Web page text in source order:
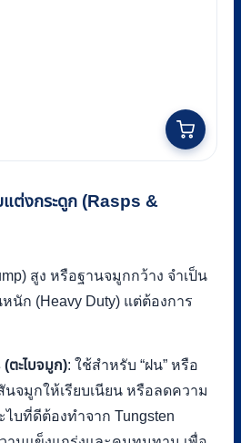
ต่งกระดูก (Rasps &
สูง หรือฐานจมูกกว้าง จำเป็น
ก (Heavy Duty) แต่ต้องการ
ตะไบจมูก): ใช้สำหรับ “ฝน” หรือ
นจมูกให้เรียบเนียน หรือลดความ
บที่ดีต้องทำจาก Tungsten